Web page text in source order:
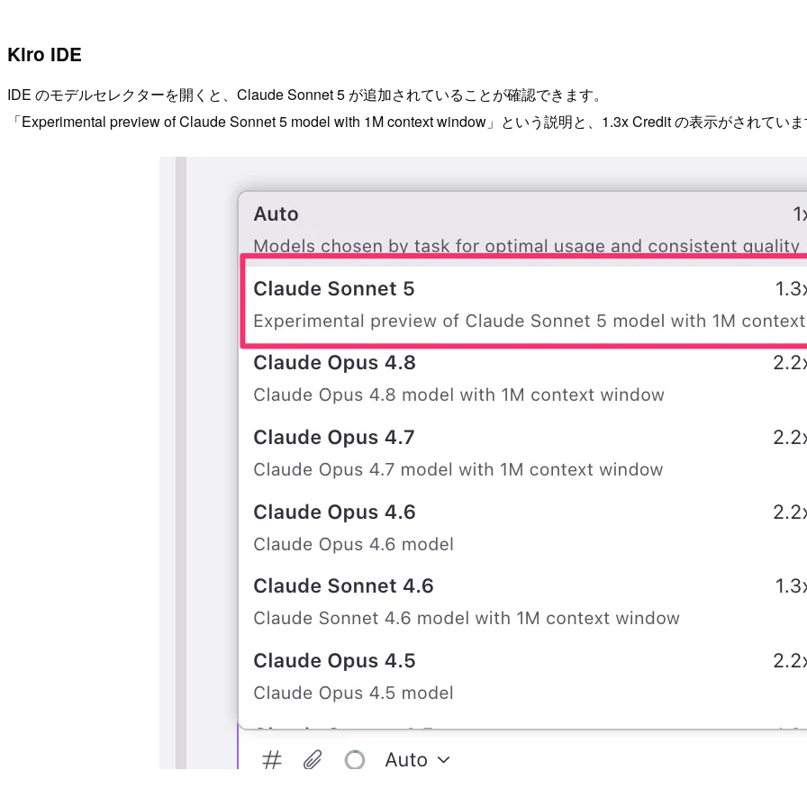
Kiro IDE
IDE のモデルセレクターを開くと、Claude Sonnet 5 が追加されていることが確認できます。
「Experimental preview of Claude Sonnet 5 model with 1M context window」という説明と、1.3x Credit の表示がされてい